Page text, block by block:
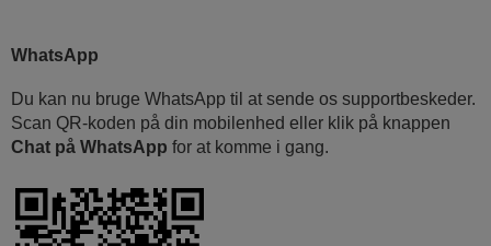
WhatsApp
Du kan nu bruge WhatsApp til at sende os supportbeskeder.
Scan QR-koden på din mobilenhed eller klik på knappen
Chat på WhatsApp for at komme i gang.